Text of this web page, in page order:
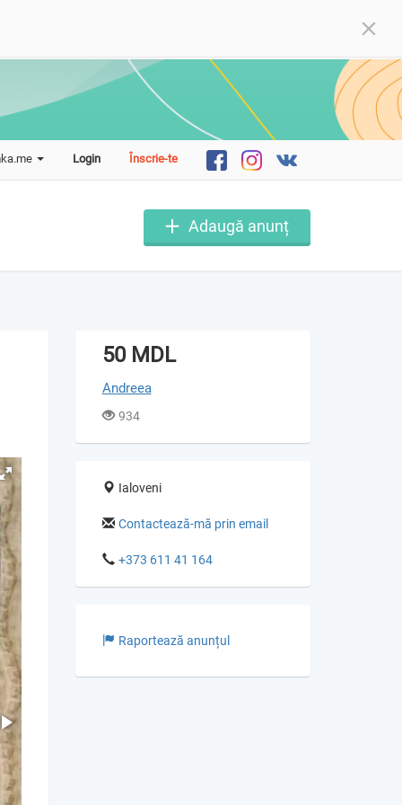
Login Înscrie-te
Adaugă anunț
50 MDL
Andreea
934
Ialoveni
Contactează-mă prin email
+373 611 41 164
Raportează anunțul